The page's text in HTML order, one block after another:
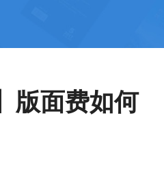
版面费如何